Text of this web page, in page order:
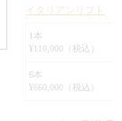
たなくなってきま
イタリアンリフト
くらいでリフトア
りが出てくるのが
タリアンリフトの
イタリアンリフト
1本
¥110,000（税込）
6本
¥660,000（税込）